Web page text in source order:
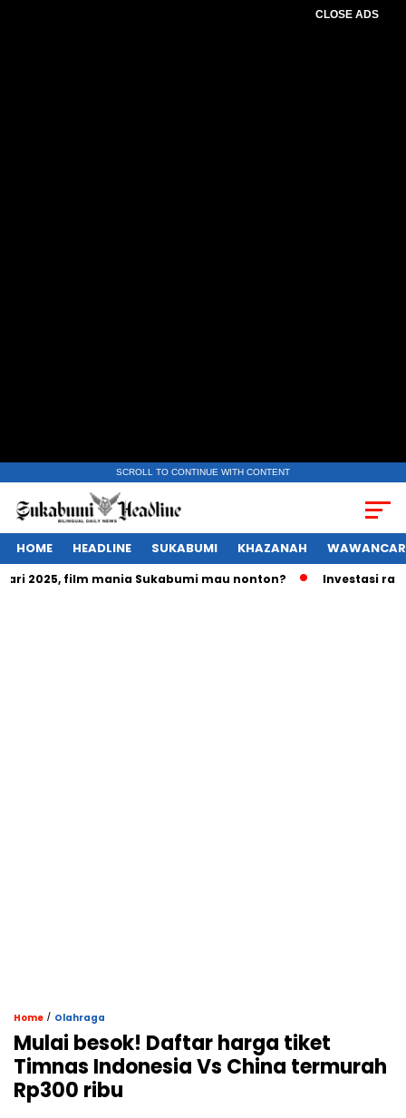
CLOSE ADS
SCROLL TO CONTINUE WITH CONTENT
HOME HEADLINE SUKABUMI KHAZANAH
film mania Sukabumi mau nonton? Investasi ratusan
Home / Olahraga
Mulai besok! Daftar harga tiket
Timnas Indonesia Vs China termurah
Rp300 ribu